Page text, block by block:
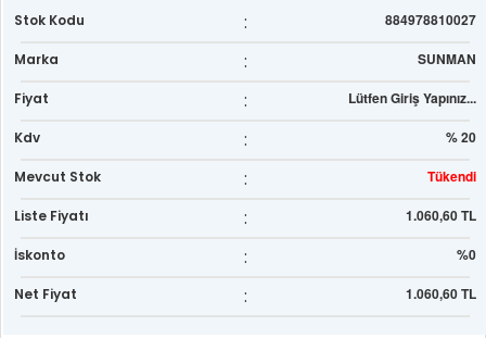
Stok Kodu : 884978810027
Marka : SUNMAN
Fiyat : Lütfen Giriş Yapınız...
Kdv : % 20
Mevcut Stok : Tükendi
Liste Fiyatı : 1.060,60 TL
İskonto : %0
Net Fiyat : 1.060,60 TL